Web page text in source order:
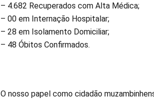
– 4.682 Recuperados com Alta Médica;
– 00 em Internação Hospitalar;
– 28 em Isolamento Domiciliar;
– 48 Óbitos Confirmados.
O nosso papel como cidadão